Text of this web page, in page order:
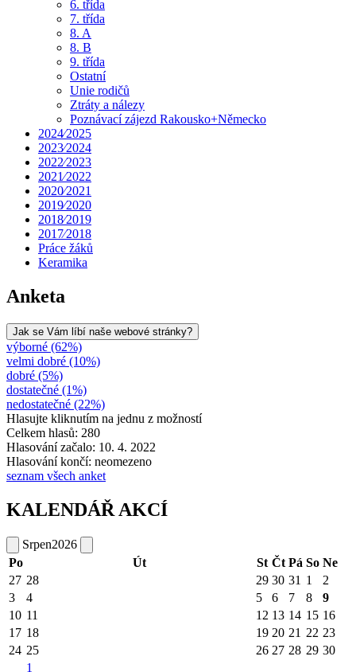
6. třída
7. třída
8. A
8. B
9. třída
Ostatní
Unie rodičů
Ztráty a nálezy
Poznávací zájezd Rakousko+Německo
2024⁄2025
2023⁄2024
2022⁄2023
2021⁄2022
2020⁄2021
2019⁄2020
2018⁄2019
2017⁄2018
Práce žáků
Keramika
Anketa
Jak se Vám líbí naše webové stránky?
výborné (62%)
velmi dobré (10%)
dobré (5%)
dostatečné (1%)
nedostatečné (22%)
Hlasujte kliknutím na jednu z možností
Celkem hlasů: 280
Hlasování začalo: 10. 4. 2022
Hlasování končí: neomezeno
seznam všech anket
KALENDÁŘ AKCÍ
Srpen2026
Po
Út St Čt Pá So Ne
27 28 29 30 31 1
2
3
4 5 6 7 8
9
10 11 12 13 14 15 16
17 18 19 20 21 22 23
24 25 26 27 28 29 30
1